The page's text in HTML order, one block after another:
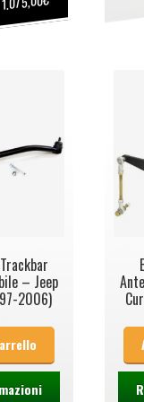
– Jeep
2006)